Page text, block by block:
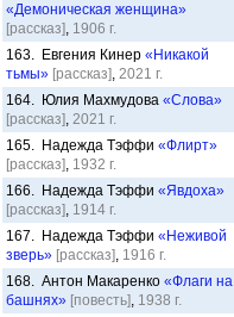
«Демоническая женщина»
[рассказ], 1906 г.
163. Евгения Кинер «Никакой
тьмы» [рассказ], 2021 г.
164. Юлия Махмудова «Слова»
[рассказ], 2021 г.
165. Надежда Тэффи «Флирт»
[рассказ], 1932 г.
166. Надежда Тэффи «Явдоха»
[рассказ], 1914 г.
167. Надежда Тэффи «Неживой
зверь» [рассказ], 1916 г.
168. Антон Макаренко «Флаги на
башнях» [повесть], 1938 г.